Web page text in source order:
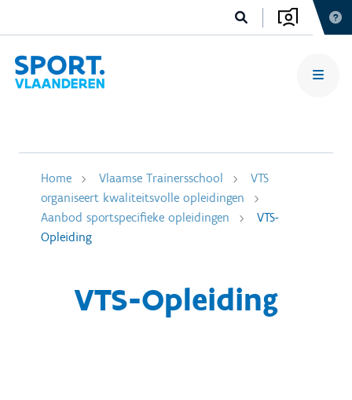
Home Vlaamse Trainersschool
VTS
organiseert kwaliteitsvolle opleidingen
Aanbod sportspecifieke opleidingen
VTS-
Opleiding
VTS-Opleiding